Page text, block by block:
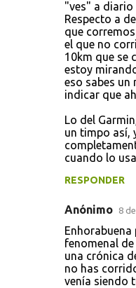
"ves" a diario
Respecto a
que
el que no
10km que se
estoy
eso sabes
indicar que
Lo del
un timpo así,
cuando lo
RESPONDER
Anónimo 8
fenomenal
una crónica
no has
venía siendo